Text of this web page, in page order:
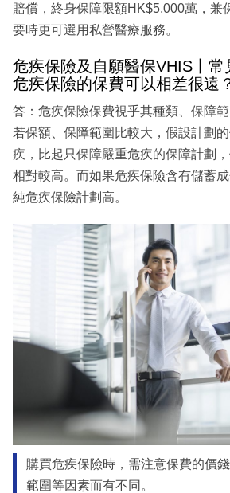
賠償，終身保障限額HK$5,000萬，兼
要時更可選用私營醫療服務。
危疾保險及自願醫保VHIS丨
危疾保險的保費可以相差很遠
答：危疾保險保費視乎其種類、保障範
若保額、保障範圍比較大，假設計劃
疾，比起只保障嚴重危疾的保障計劃
相對較高。而如果危疾保險含有儲蓄
純危疾保險計劃高。
購買危疾保險時，需注意保費的價
範圍等因素而有不同。